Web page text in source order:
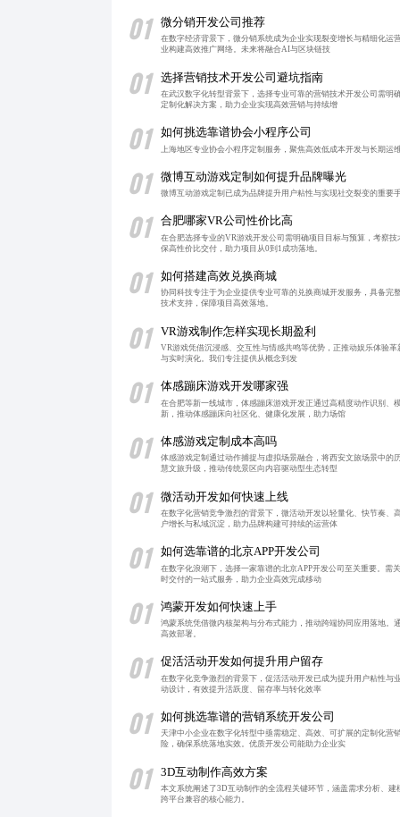
01 微分销开发公司推荐
在数字经济背景下，微分销系统成为企业实现裂变增长与精细化
业构建高效推广网络。未来将融合AI与区块链技
01 选择营销技术开发公司避坑指南
在武汉数字化转型背景下，选择专业可靠的营销技术开发公司需
定制化解决方案，助力企业实现高效营销与持续增
01 如何挑选靠谱协会小程序公司
上海地区专业协会小程序定制服务，聚焦高效低成本开发与长期
01 微博互动游戏定制如何提升品牌曝光
微博互动游戏定制已成为品牌提升用户粘性与实现社交裂变的重
01 合肥哪家VR公司性价比高
在合肥选择专业的VR游戏开发公司需明确项目目标与预算，考察
保高性价比交付，助力项目从0到1成功落地。
01 如何搭建高效兑换商城
协同科技专注于为企业提供专业可靠的兑换商城开发服务，具备
技术支持，保障项目高效落地。
01 VR游戏制作怎样实现长期盈利
VR游戏凭借沉浸感、交互性与情感共鸣等优势，正推动娱乐体验
与实时演化。我们专注提供从概念到发
01 体感蹦床游戏开发哪家强
在合肥等新一线城市，体感蹦床游戏开发正通过高精度动作识别
新，推动体感蹦床向社区化、健康化发展，助力场馆
01 体感游戏定制成本高吗
体感游戏定制通过动作捕捉与虚拟场景融合，将西安文旅场景中
慧文旅升级，推动传统景区向内容驱动型生态转型
01 微活动开发如何快速上线
在数字化营销竞争激烈的背景下，微活动开发以轻量化、快节奏
户增长与私域沉淀，助力品牌构建可持续的运营体
01 如何选靠谱的北京APP开发公司
在数字化浪潮下，选择一家靠谱的北京APP开发公司至关重要。
时交付的一站式服务，助力企业高效完成移动
01 鸿蒙开发如何快速上手
鸿蒙系统凭借微内核架构与分布式能力，推动跨端协同应用落地
高效部署。
01 促活活动开发如何提升用户留存
在数字化竞争激烈的背景下，促活活动开发已成为提升用户粘性
动设计，有效提升活跃度、留存率与转化效率
01 如何挑选靠谱的营销系统开发公司
天津中小企业在数字化转型中亟需稳定、高效、可扩展的定制化
险，确保系统落地实效。优质开发公司能助力企业实
01 3D互动制作高效方案
本文系统阐述了3D互动制作的全流程关键环节，涵盖需求分析、
跨平台兼容的核心能力。